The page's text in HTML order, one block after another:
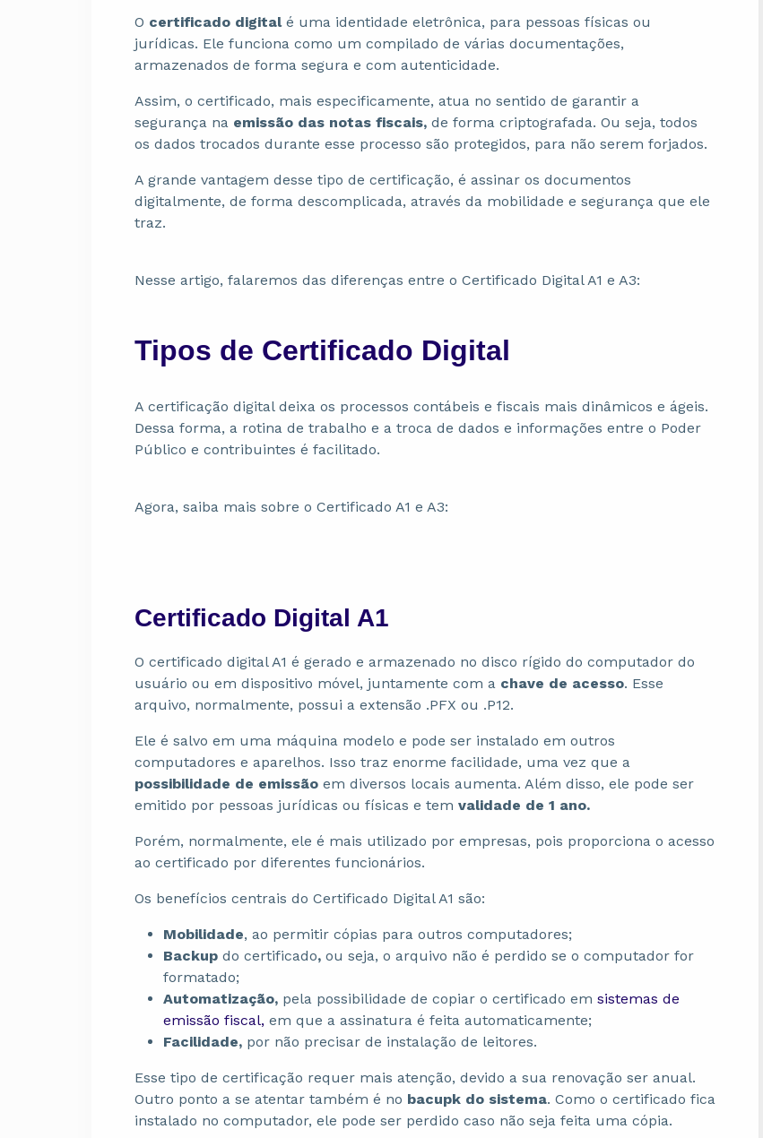
O certificado digitalé uma identidade eletrônica, para pessoas físicas ou
jurídicas. Ele funciona como um compilado de várias documentações,
armazenados de forma segura e com autenticidade.
Assim, o certificado, mais especificamente, atua no sentido de garantir a
segurança na emissão das notas fiscais, de forma criptografada. Ou seja, todos
os dados trocados durante esse processo são protegidos, para não serem forjados.
A grande vantagem desse tipo de certificação, é assinar os documentos
digitalmente, de forma descomplicada, através da mobilidade e segurança que ele
traz.
Nesse artigo, falaremos das diferenças entre o Certificado Digital A1 e A3:
Tipos de Certificado Digital
A certificação digital deixa os processos contábeis e fiscais mais dinâmicos e ágeis.
Dessa forma, a rotina de trabalho e a troca de dados e informações entre o Poder
Público e contribuintes é facilitado.
Agora, saiba mais sobre o Certificado A1 e A3:
Certificado Digital A1
O certificado digital A1 é gerado e armazenado no disco rígido do computador do
usuário ou em dispositivo móvel, juntamente com a chave de acesso. Esse
arquivo, normalmente, possui a extensão .PFX ou .P12.
Ele é salvo em uma máquina modelo e pode ser instalado em outros
computadores e aparelhos. Isso traz enorme facilidade, uma vez que a
possibilidade de emissão em diversos locais aumenta. Além disso, ele pode ser
emitido por pessoas jurídicas ou físicas e tem validade de 1 ano.
Porém, normalmente, ele é mais utilizado por empresas, pois proporciona o acesso
ao certificado por diferentes funcionários.
Os benefícios centrais do Certificado Digital A1 são:
Mobilidade, ao permitir cópias para outros computadores;
Backup do certificado, ou seja, o arquivo não é perdido se o computador for
formatado;
Automatização, pela possibilidade de copiar o certificado em sistemas de
emissão fiscal, em que a assinatura é feita automaticamente;
Facilidade, por não precisar de instalação de leitores.
Esse tipo de certificação requer mais atenção, devido a sua renovação ser anual.
Outro ponto a se atentar também é no bacupk do sistema. Como o certificado fica
instalado no computador, ele pode ser perdido caso não seja feita uma cópia.